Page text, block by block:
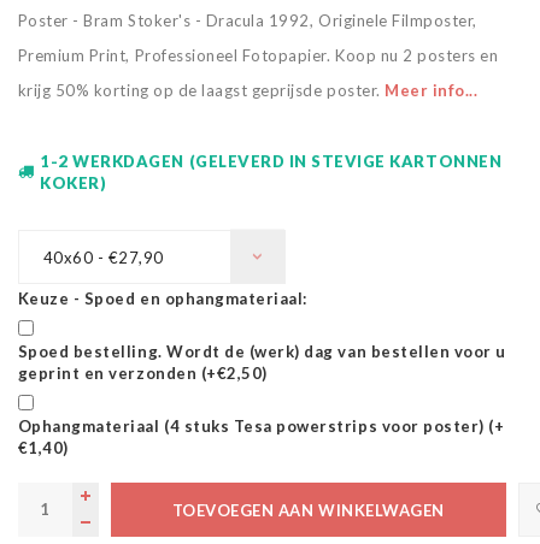
Poster - Bram Stoker's - Dracula 1992, Originele Filmposter,
Premium Print, Professioneel Fotopapier. Koop nu 2 posters en
krijg 50% korting op de laagst geprijsde poster. Meer info...
1-2 WERKDAGEN (GELEVERD IN STEVIGE KARTONNEN
KOKER)
40x60 - €27,90
Keuze - Spoed en ophangmateriaal:
Spoed bestelling. Wordt de (werk) dag van bestellen voor u
geprint en verzonden (+€2,50)
Ophangmateriaal (4 stuks Tesa powerstrips voor poster) (+
€1,40)
TOEVOEGEN AAN WINKELWAGEN